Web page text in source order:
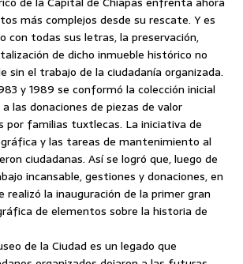
más complejos desde su rescate. Y es
con todas sus letras, la preservación,
de dicho inmueble histórico no
sin el trabajo de la ciudadanía organizada.
y 1989 se conformó la colección inicial
las donaciones de piezas de valor
por familias tuxtlecas. La iniciativa de
y las tareas de mantenimiento al
ciudadanas. Así se logró que, luego de
incansable, gestiones y donaciones, en
realizó la inauguración de la primer gran
de elementos sobre la historia de
de la Ciudad es un legado que